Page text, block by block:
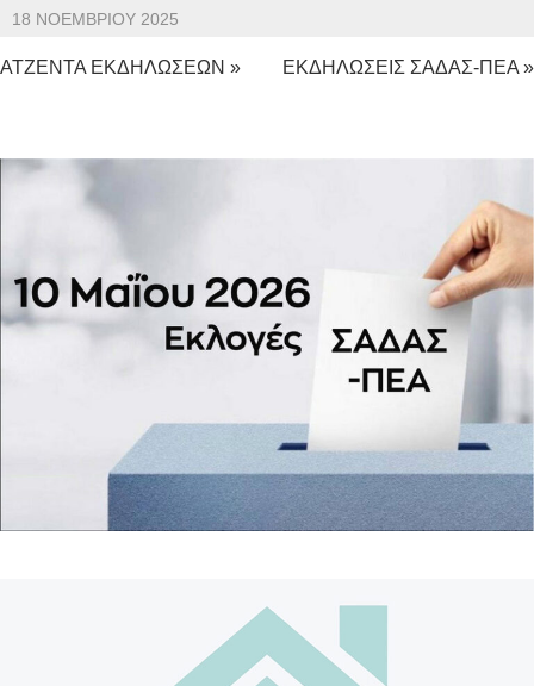
18 ΝΟΕΜΒΡΊΟΥ 2025
ΑΤΖΕΝΤΑ ΕΚΔΗΛΩΣΕΩΝ » ΕΚΔΗΛΩΣΕΙΣ ΣΑΔΑΣ-ΠΕΑ »